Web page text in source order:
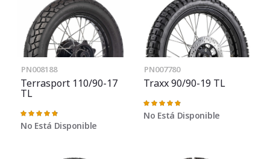
PN008188
Terrasport 110/90-17
TL
Valoración:
97%
No Está Disponible
PN007780
Traxx 90/90-19 TL
Valoración:
98%
No Está Disponible